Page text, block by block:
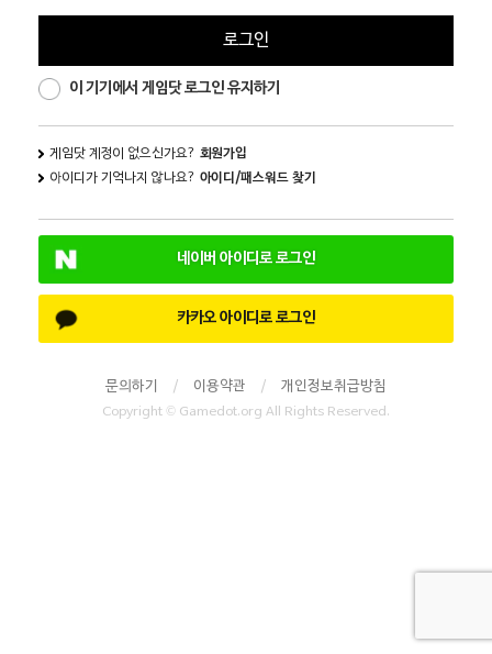
로그인
이 기기에서 게임닷 로그인 유지하기
게임닷 계정이 없으신가요? 회원가입
아이디가 기억나지 않나요? 아이디/패스워드 찾기
네이버 아이디로 로그인
카카오 아이디로 로그인
문의하기 / 이용약관 /
개인정보취급방침
Copyright © Gamedot.org All Rights Reserved.